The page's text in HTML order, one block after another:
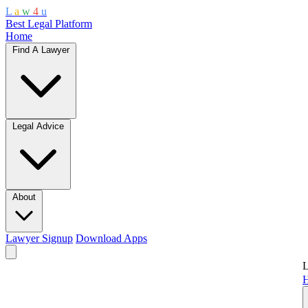
L a w 4 u
Best Legal Platform
Home
Find A Lawyer
Legal Advice
About
Lawyer Signup Download Apps